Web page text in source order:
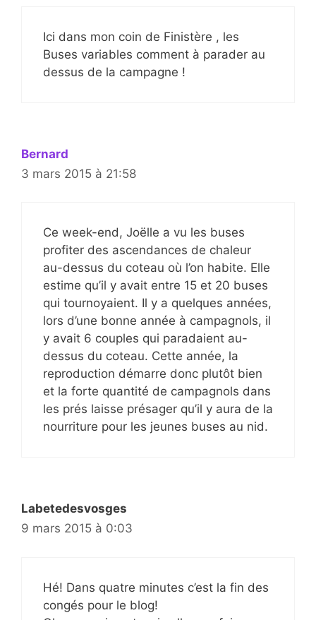
Ici dans mon coin de Finistère , les
Buses variables comment à parader au
dessus de la campagne !
Bernard
3 mars 2015 à 21:58
Ce week-end, Joëlle a vu les buses
profiter des ascendances de chaleur
au-dessus du coteau où l’on habite. Elle
estime qu’il y avait entre 15 et 20 buses
qui tournoyaient. Il y a quelques années,
lors d’une bonne année à campagnols, il
y avait 6 couples qui paradaient au-
dessus du coteau. Cette année, la
reproduction démarre donc plutôt bien
et la forte quantité de campagnols dans
les prés laisse présager qu’il y aura de la
nourriture pour les jeunes buses au nid.
Labetedesvosges
9 mars 2015 à 0:03
Hé! Dans quatre minutes c’est la fin des
congés pour le blog!